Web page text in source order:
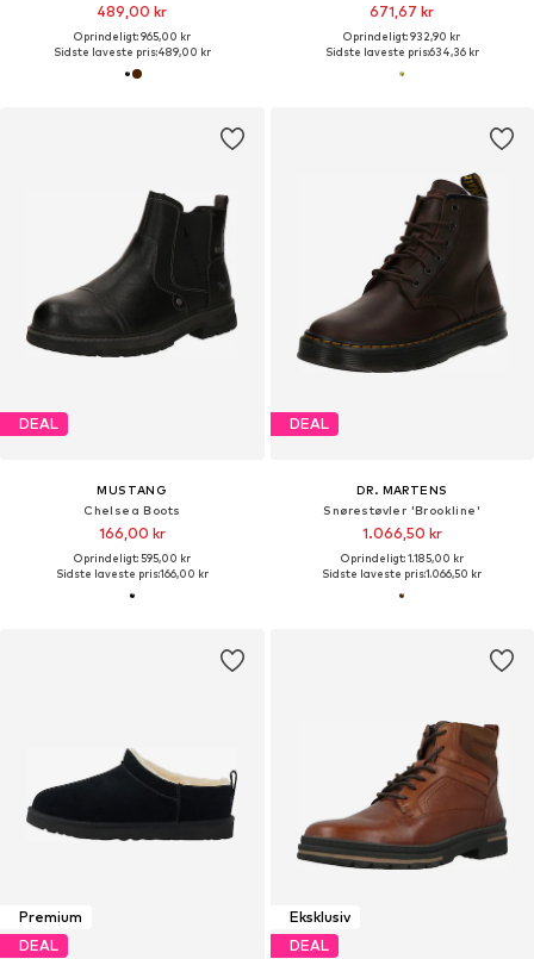
489,00 kr
Oprindeligt: 965,00 kr
Sidste laveste pris:489,00 kr
671,67 kr
Oprindeligt: 932,90 kr
Sidste laveste pris:634,36 kr
DEAL
MUSTANG
Chelsea Boots
166,00 kr
Oprindeligt: 595,00 kr
Sidste laveste pris:166,00 kr
DEAL
DR. MARTENS
Snørestøvler 'Brookline'
1.066,50 kr
Oprindeligt: 1.185,00 kr
Sidste laveste pris:1.066,50 kr
Premium
DEAL
Eksklusiv
DEAL